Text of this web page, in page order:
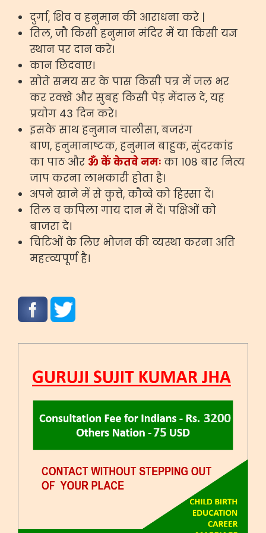
दुर्गा, शिव व हनुमान की आराधना करे |
तिल, जौ किसी हनुमान मंदिर में या किसी यज्ञ
स्थान पर दान करे।
कान छिदवाए।
सोते समय सर के पास किसी पत्र में जल भर
कर रक्खे और सुबह किसी पेड़ मेंदाल दे, यह
प्रयोग 43 दिन करे।
इसके साथ हनुमान चालीसा, बजरंग
बाण, हनुमानाष्टक, हनुमान बाहुक, सुंदरकांड
का पाठ और ॐ कें केतवे नमः का १०८ बार नित्य
जाप करना लाभकारी होता है।
अपने खाने में से कुत्ते, कौव्वे को हिस्सा दें।
तिल व कपिला गाय दान में दें। पक्षिओं को
बाजरा दे।
चिटिओं के लिए भोजन की व्यस्था करना अति
महत्व्यपूर्ण है।